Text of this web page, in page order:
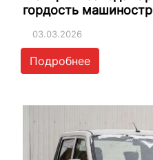
гордость
03.03.2026
Подробнее